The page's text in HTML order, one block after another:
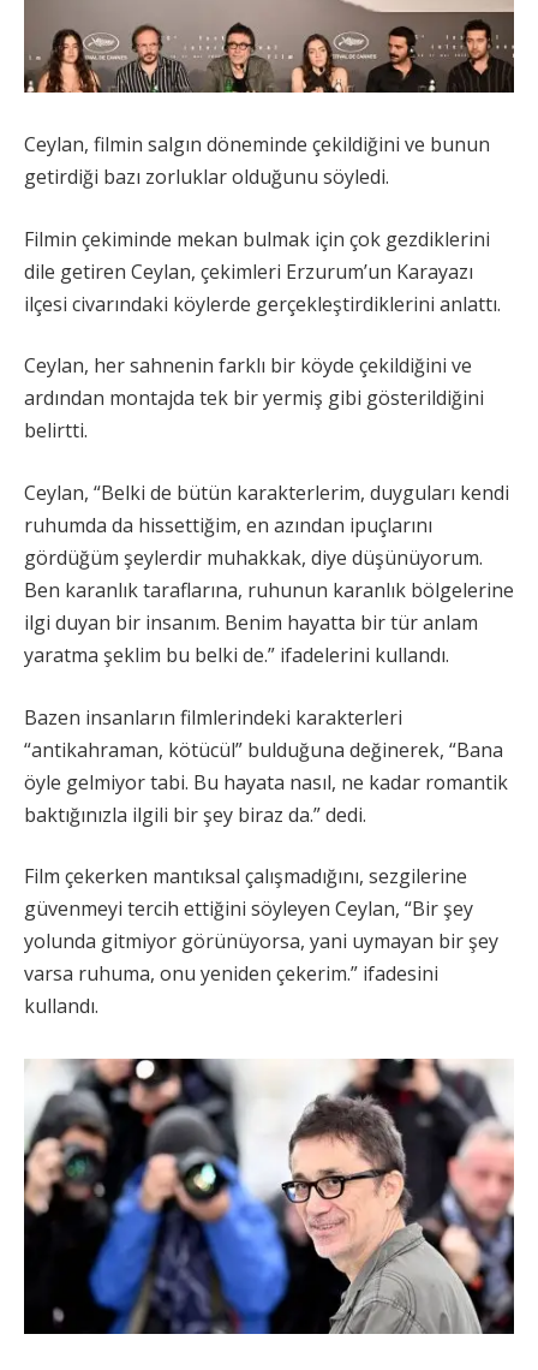
Ceylan, filmin salgın döneminde çekildiğini ve bunun
getirdiği bazı zorluklar olduğunu söyledi.
Filmin çekiminde mekan bulmak için çok gezdiklerini
dile getiren Ceylan, çekimleri Erzurum’un Karayazı
ilçesi civarındaki köylerde gerçekleştirdiklerini anlattı.
Ceylan, her sahnenin farklı bir köyde çekildiğini ve
ardından montajda tek bir yermiş gibi gösterildiğini
belirtti.
Ceylan, “Belki de bütün karakterlerim, duyguları kendi
ruhumda da hissettiğim, en azından ipuçlarını
gördüğüm şeylerdir muhakkak, diye düşünüyorum.
Ben karanlık taraflarına, ruhunun karanlık bölgelerine
ilgi duyan bir insanım. Benim hayatta bir tür anlam
yaratma şeklim bu belki de.” ifadelerini kullandı.
Bazen insanların filmlerindeki karakterleri
“antikahraman, kötücül” bulduğuna değinerek, “Bana
öyle gelmiyor tabi. Bu hayata nasıl, ne kadar romantik
baktığınızla ilgili bir şey biraz da.” dedi.
Film çekerken mantıksal çalışmadığını, sezgilerine
güvenmeyi tercih ettiğini söyleyen Ceylan, “Bir şey
yolunda gitmiyor görünüyorsa, yani uymayan bir şey
varsa ruhuma, onu yeniden çekerim.” ifadesini
kullandı.